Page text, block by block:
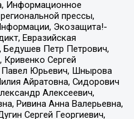
Информационное
прессы,
Экозащита!-
Евразийская
Бедушев Петр Петрович,
Кривенко Сергей
Павел Юрьевич, Шнырова
Айратовна, Сидорович
Алексеевич,
Ривина Анна Валерьевна,
Сергей Георгиевич,